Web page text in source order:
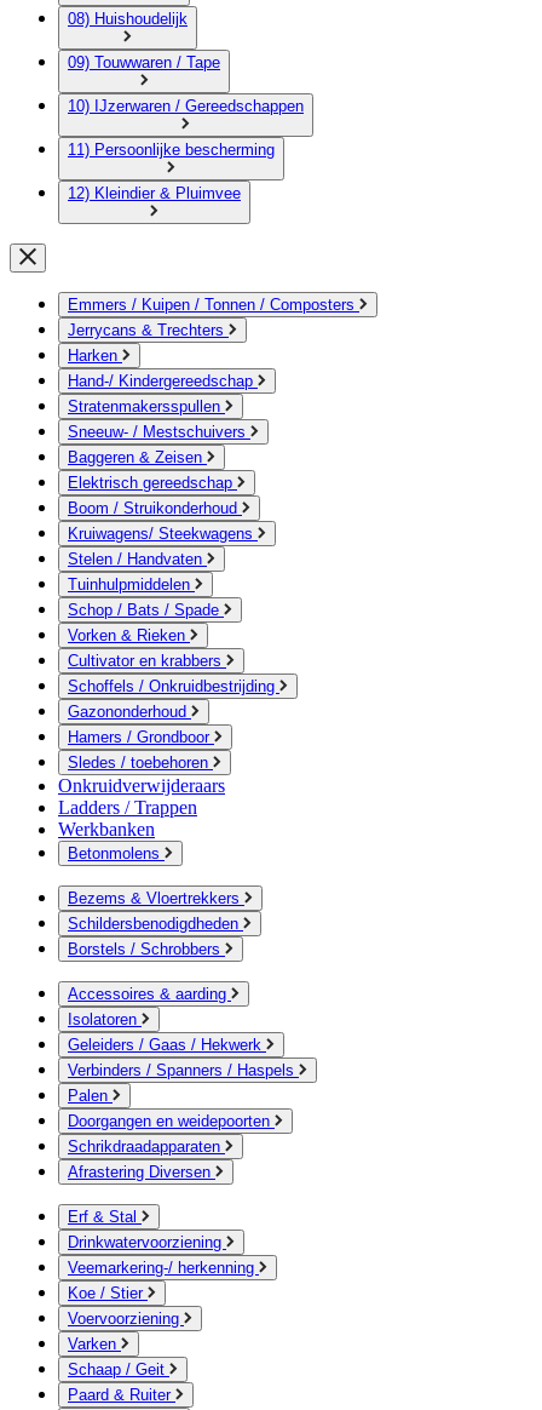
08) Huishoudelijk
09) Touwwaren / Tape
10) IJzerwaren / Gereedschappen
11) Persoonlijke bescherming
12) Kleindier & Pluimvee
Emmers / Kuipen / Tonnen / Composters
Jerrycans & Trechters
Harken
Hand-/ Kindergereedschap
Stratenmakersspullen
Sneeuw- / Mestschuivers
Baggeren & Zeisen
Elektrisch gereedschap
Boom / Struikonderhoud
Kruiwagens/ Steekwagens
Stelen / Handvaten
Tuinhulpmiddelen
Schop / Bats / Spade
Vorken & Rieken
Cultivator en krabbers
Schoffels / Onkruidbestrijding
Gazononderhoud
Hamers / Grondboor
Sledes / toebehoren
Onkruidverwijderaars
Ladders / Trappen
Werkbanken
Betonmolens
Bezems & Vloertrekkers
Schildersbenodigdheden
Borstels / Schrobbers
Accessoires & aarding
Isolatoren
Geleiders / Gaas / Hekwerk
Verbinders / Spanners / Haspels
Palen
Doorgangen en weidepoorten
Schrikdraadapparaten
Afrastering Diversen
Erf & Stal
Drinkwatervoorziening
Veemarkering-/ herkenning
Koe / Stier
Voervoorziening
Varken
Schaap / Geit
Paard & Ruiter